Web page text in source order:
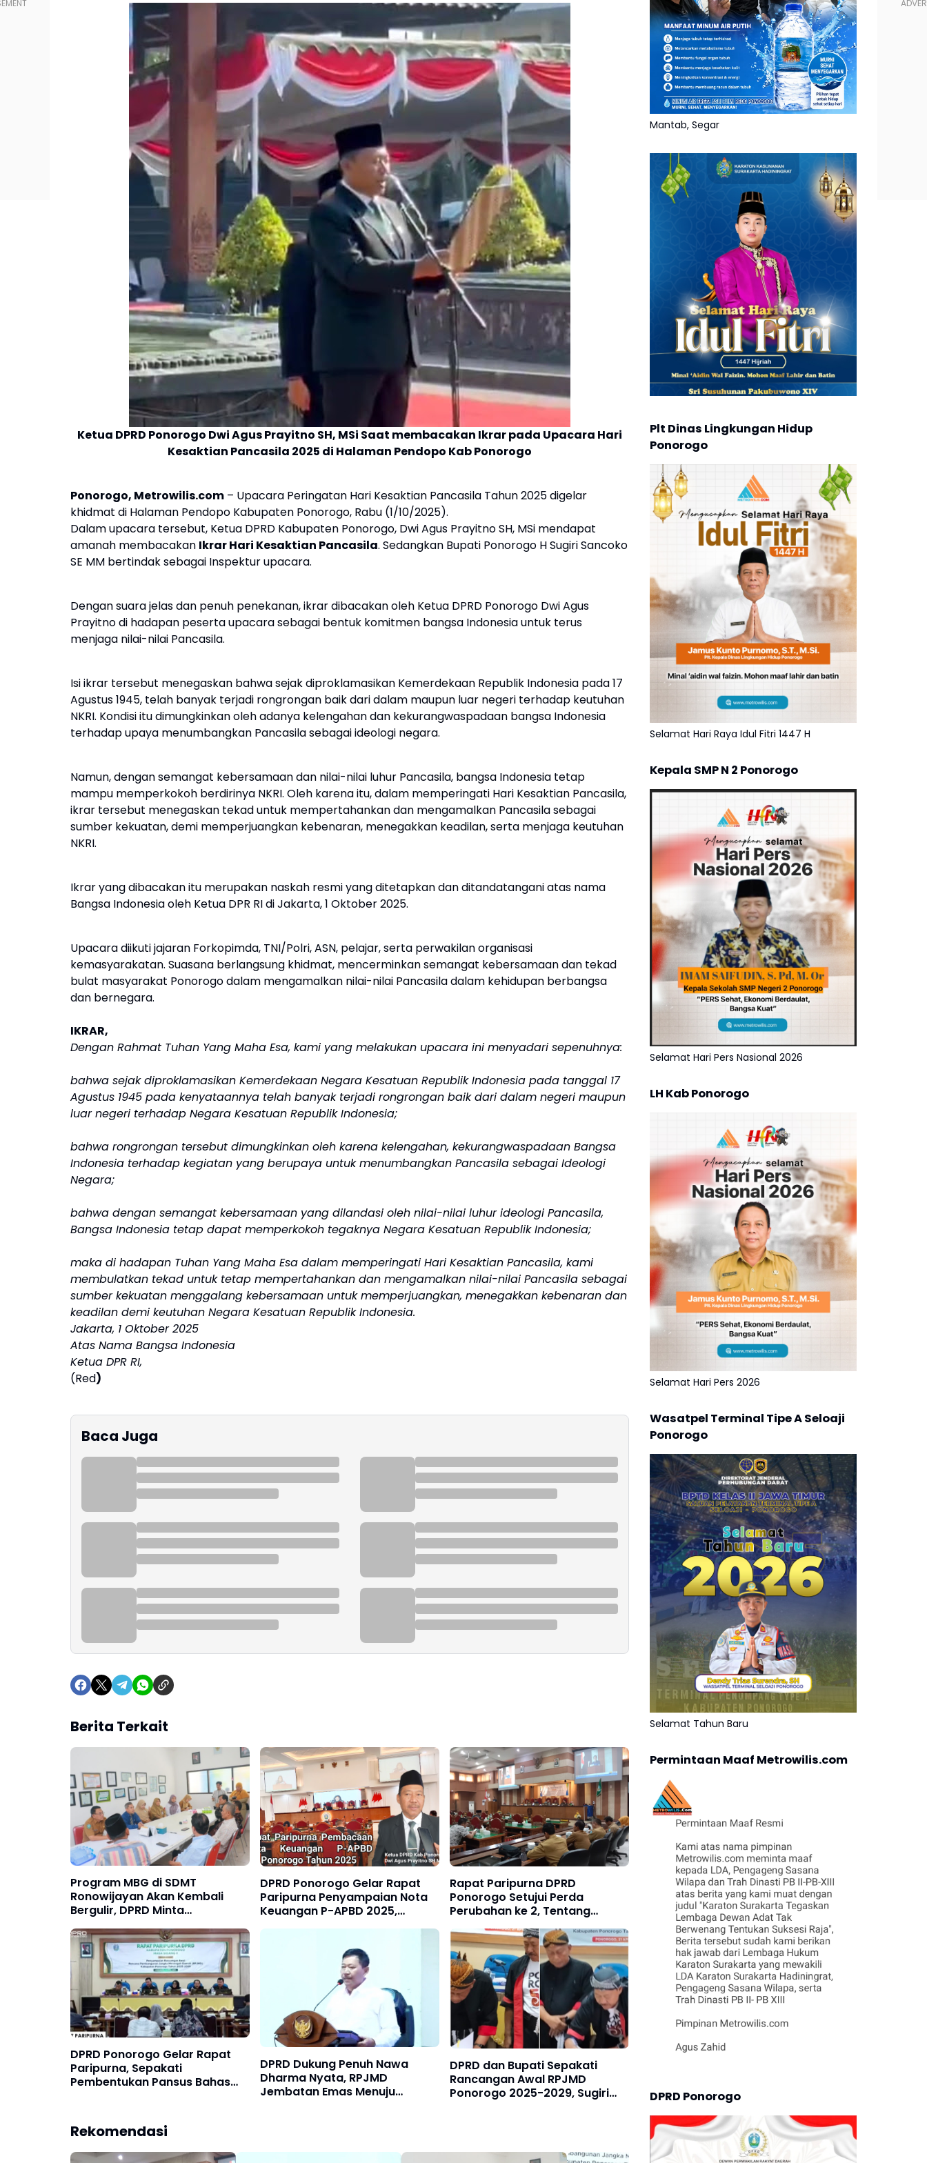
Ketua DPRD Ponorogo Dwi Agus Prayitno SH, MSi Saat membacakan Ikrar pada Upacara Hari
Kesaktian Pancasila 2025 di Halaman Pendopo Kab Ponorogo
Ponorogo, Metrowilis.com – Upacara Peringatan Hari Kesaktian Pancasila Tahun 2025 digelar
khidmat di Halaman Pendopo Kabupaten Ponorogo, Rabu (1/10/2025).
Dalam upacara tersebut, Ketua DPRD Kabupaten Ponorogo, Dwi Agus Prayitno SH, MSi mendapat
amanah membacakan Ikrar Hari Kesaktian Pancasila. Sedangkan Bupati Ponorogo H Sugiri Sancoko
SE MM bertindak sebagai Inspektur upacara.
Dengan suara jelas dan penuh penekanan, ikrar dibacakan oleh Ketua DPRD Ponorogo Dwi Agus
Prayitno di hadapan peserta upacara sebagai bentuk komitmen bangsa Indonesia untuk terus
menjaga nilai-nilai Pancasila.
Isi ikrar tersebut menegaskan bahwa sejak diproklamasikan Kemerdekaan Republik Indonesia pada 17
Agustus 1945, telah banyak terjadi rongrongan baik dari dalam maupun luar negeri terhadap keutuhan
NKRI. Kondisi itu dimungkinkan oleh adanya kelengahan dan kekurangwaspadaan bangsa Indonesia
terhadap upaya menumbangkan Pancasila sebagai ideologi negara.
Namun, dengan semangat kebersamaan dan nilai-nilai luhur Pancasila, bangsa Indonesia tetap
mampu memperkokoh berdirinya NKRI. Oleh karena itu, dalam memperingati Hari Kesaktian Pancasila,
ikrar tersebut menegaskan tekad untuk mempertahankan dan mengamalkan Pancasila sebagai
sumber kekuatan, demi memperjuangkan kebenaran, menegakkan keadilan, serta menjaga keutuhan
NKRI.
Ikrar yang dibacakan itu merupakan naskah resmi yang ditetapkan dan ditandatangani atas nama
Bangsa Indonesia oleh Ketua DPR RI di Jakarta, 1 Oktober 2025.
Upacara diikuti jajaran Forkopimda, TNI/Polri, ASN, pelajar, serta perwakilan organisasi
kemasyarakatan. Suasana berlangsung khidmat, mencerminkan semangat kebersamaan dan tekad
bulat masyarakat Ponorogo dalam mengamalkan nilai-nilai Pancasila dalam kehidupan berbangsa
dan bernegara.
IKRAR,
Dengan Rahmat Tuhan Yang Maha Esa, kami yang melakukan upacara ini menyadari sepenuhnya:
bahwa sejak diproklamasikan Kemerdekaan Negara Kesatuan Republik Indonesia pada tanggal 17
Agustus 1945 pada kenyataannya telah banyak terjadi rongrongan baik dari dalam negeri maupun
luar negeri terhadap Negara Kesatuan Republik Indonesia;
bahwa rongrongan tersebut dimungkinkan oleh karena kelengahan, kekurangwaspadaan Bangsa
Indonesia terhadap kegiatan yang berupaya untuk menumbangkan Pancasila sebagai Ideologi
Negara;
bahwa dengan semangat kebersamaan yang dilandasi oleh nilai-nilai luhur ideologi Pancasila,
Bangsa Indonesia tetap dapat memperkokoh tegaknya Negara Kesatuan Republik Indonesia;
maka di hadapan Tuhan Yang Maha Esa dalam memperingati Hari Kesaktian Pancasila, kami
membulatkan tekad untuk tetap mempertahankan dan mengamalkan nilai-nilai Pancasila sebagai
sumber kekuatan menggalang kebersamaan untuk memperjuangkan, menegakkan kebenaran dan
keadilan demi keutuhan Negara Kesatuan Republik Indonesia.
Jakarta, 1 Oktober 2025
Atas Nama Bangsa Indonesia
Ketua DPR RI,
(Red)
Baca Juga
Berita Terkait
Program MBG di SDMT
Ronowijayan Akan Kembali
Bergulir, DPRD Minta
DPRD Ponorogo Gelar Rapat
Paripurna Penyampaian Nota
Keuangan P-APBD 2025,
Targetkan PAD Tembus Rp 1
Rapat Paripurna DPRD
Ponorogo Setujui Perda
Perubahan ke 2, Tentang
Susunan dan Pembentukan
Perangkat Daerah
DPRD Ponorogo Gelar Rapat
Paripurna, Sepakati
Pembentukan Pansus Bahas
DPRD Dukung Penuh Nawa
Dharma Nyata, RPJMD
Jembatan Emas Menuju
DPRD dan Bupati Sepakati
Rancangan Awal RPJMD
Ponorogo 2025-2029, Sugiri
Rekomendasi
Mantab, Segar
Plt Dinas Lingkungan Hidup
Ponorogo
Selamat Hari Raya Idul Fitri 1447 H
Kepala SMP N 2 Ponorogo
Selamat Hari Pers Nasional 2026
LH Kab Ponorogo
Selamat Hari Pers 2026
Wasatpel Terminal Tipe A Seloaji
Ponorogo
Selamat Tahun Baru
Permintaan Maaf Metrowilis.com
DPRD Ponorogo